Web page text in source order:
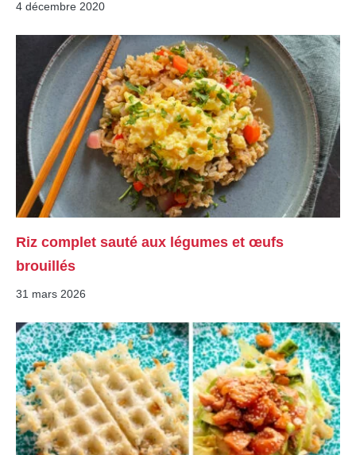
4 décembre 2020
Riz complet sauté aux légumes et œufs
brouillés
31 mars 2026